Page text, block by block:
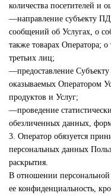
количества посетителей и
—направление субъекту
сообщений об Услугах, о
также товарах Оператора; о
третьих лиц;
—предоставление
оказываемых Оператором
продуктов и Услуг;
—проведение
обезличенных данных,
3. Оператор обязуется
персональных данных
раскрытия.
В отношении персональной
ее конфиденциальность,